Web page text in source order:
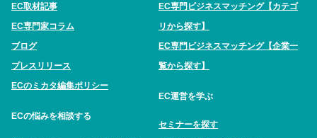
EC取材記事
EC専門家コラム
ブログ
プレスリリース
ECのミカタ編集ポリシー
ECの悩みを相談する
EC専門ビジネスマッチング【カテゴ
リから探す】
EC専門ビジネスマッチング【企業一
覧から探す】
EC運営を学ぶ
セミナーを探す